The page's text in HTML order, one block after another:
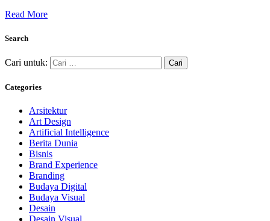
Read More
Search
Cari untuk:
Categories
Arsitektur
Art Design
Artificial Intelligence
Berita Dunia
Bisnis
Brand Experience
Branding
Budaya Digital
Budaya Visual
Desain